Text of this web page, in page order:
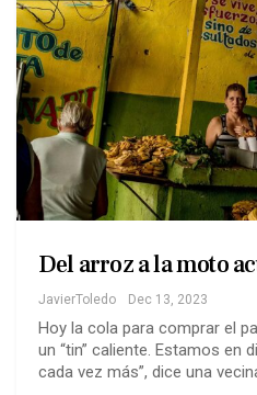
Del arroz a la moto
JavierToledo Dec 13, 2023
Hoy la cola para comprar el
un “tin” caliente. Estamos en
cada vez más”, dice una